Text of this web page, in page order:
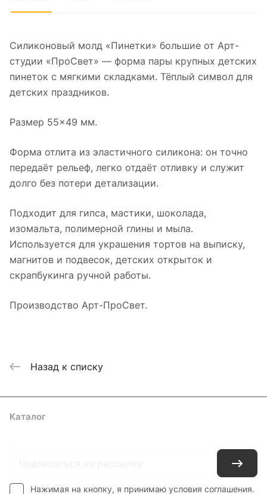
Силиконовый молд «Пинетки» большие от Арт-
студии «ПроСвет» — форма пары крупных детских
пинеток с мягкими складками. Тёплый символ для
детских праздников.
Размер 55×49 мм.
Форма отлита из эластичного силикона: он точно
передаёт рельеф, легко отдаёт отливку и служит
долго без потери детализации.
Подходит для гипса, мастики, шоколада,
изомальта, полимерной глины и мыла.
Используется для украшения тортов на выписку,
магнитов и подвесок, детских открыток и
скрапбукинга ручной работы.
Производство Арт-ПроСвет.
Назад к списку
Каталог
Нажимая на кнопку, я принимаю условия соглашения.